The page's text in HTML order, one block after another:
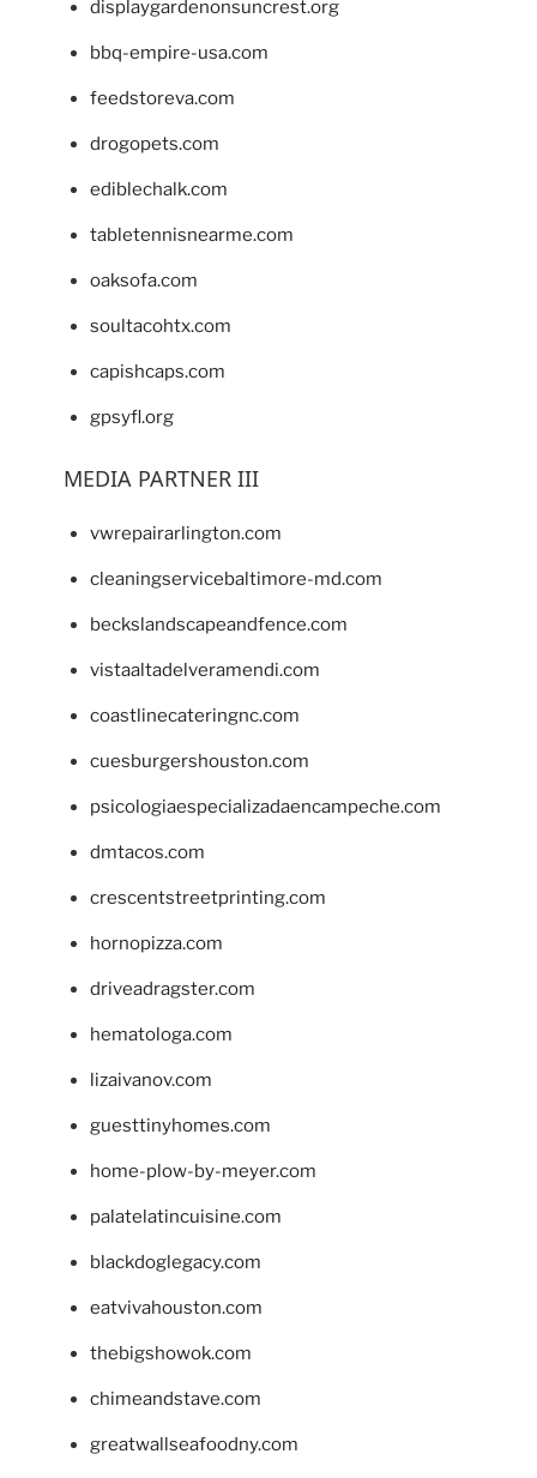
displaygardenonsuncrest.org
bbq-empire-usa.com
feedstoreva.com
drogopets.com
ediblechalk.com
tabletennisnearme.com
oaksofa.com
soultacohtx.com
capishcaps.com
gpsyfl.org
MEDIA PARTNER III
vwrepairarlington.com
cleaningservicebaltimore-md.com
beckslandscapeandfence.com
vistaaltadelveramendi.com
coastlinecateringnc.com
cuesburgershouston.com
psicologiaespecializadaencampeche.com
dmtacos.com
crescentstreetprinting.com
hornopizza.com
driveadragster.com
hematologa.com
lizaivanov.com
guesttinyhomes.com
home-plow-by-meyer.com
palatelatincuisine.com
blackdoglegacy.com
eatvivahouston.com
thebigshowok.com
chimeandstave.com
greatwallseafoodny.com